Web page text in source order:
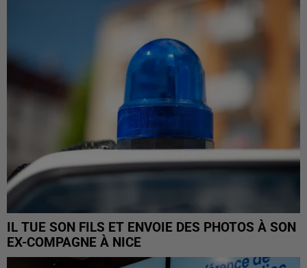
IL TUE SON FILS ET ENVOIE DES PHOTOS À SON
EX-COMPAGNE À NICE